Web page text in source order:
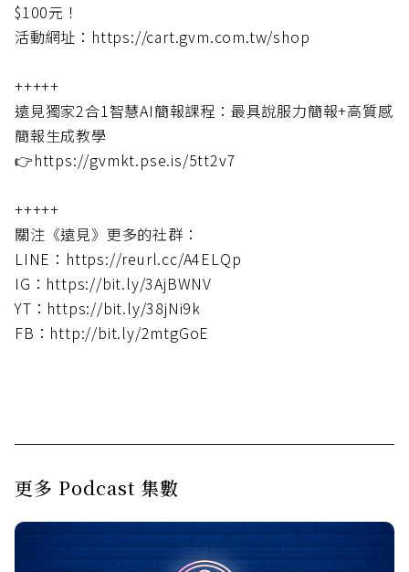
$100元！
活動網址：https://cart.gvm.com.tw/shop
+++++
遠見獨家2合1智慧AI簡報課程：最具說服力簡報+高質感
簡報生成教學
👉https://gvmkt.pse.is/5tt2v7
+++++
關注《遠見》更多的社群：
LINE：https://reurl.cc/A4ELQp
IG：https://bit.ly/3AjBWNV
YT：https://bit.ly/38jNi9k
FB：http://bit.ly/2mtgGoE
更多 Podcast 集數